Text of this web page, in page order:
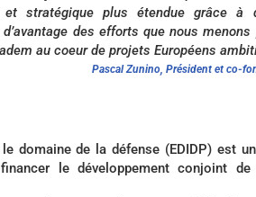
stratégique plus étendue grâce à
des efforts que nous menons
au coeur de projets Européens
Pascal Zunino, Président et co-
domaine de la défense (EDIDP) est
le développement conjoint